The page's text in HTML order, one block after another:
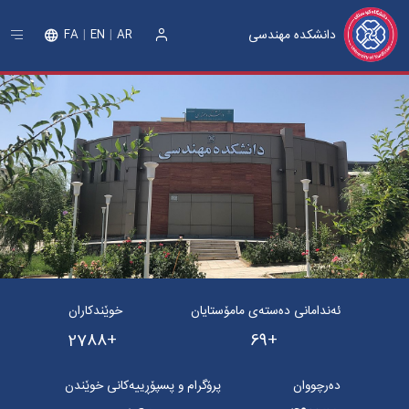
دانشکده مهندسی FA EN AR
ئەندامانی دەستەی مامۆستایان
69
خوێندکاران
2788
دەرچووان پرۆگرام و پسپۆڕییەکانی خوێندن